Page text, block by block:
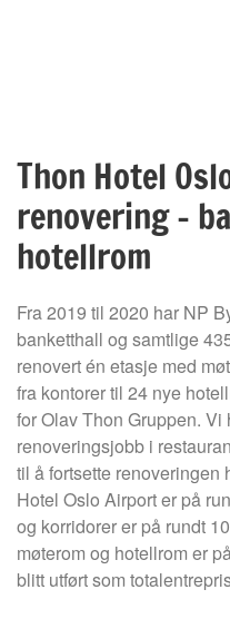
Thon Hotel
renovering –
hotellrom
Fra 2019 til 2020 har NP
banketthall og samtlige
renovert én etasje med
fra kontorer til 24 nye
for Olav Thon Gruppen. Vi
renoveringsjobb i
til å fortsette renoveringen
Hotel Oslo Airport er på
og korridorer er på rundt
møterom og hotellrom er
blitt utført som